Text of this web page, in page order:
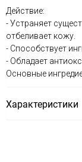
Действие:
- Устраняет
отбеливает кожу.
- Способствует
- Обладает
Основные
Характеристики